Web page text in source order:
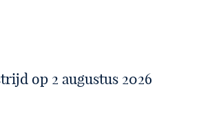
op 2 augustus 2026